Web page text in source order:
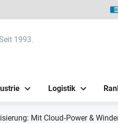
1993.
Logistik
Mit Cloud‑Power &